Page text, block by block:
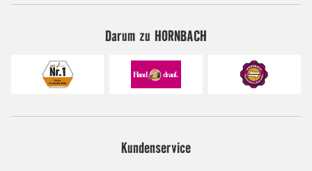
Darum zu HORNBACH
Kundenservice